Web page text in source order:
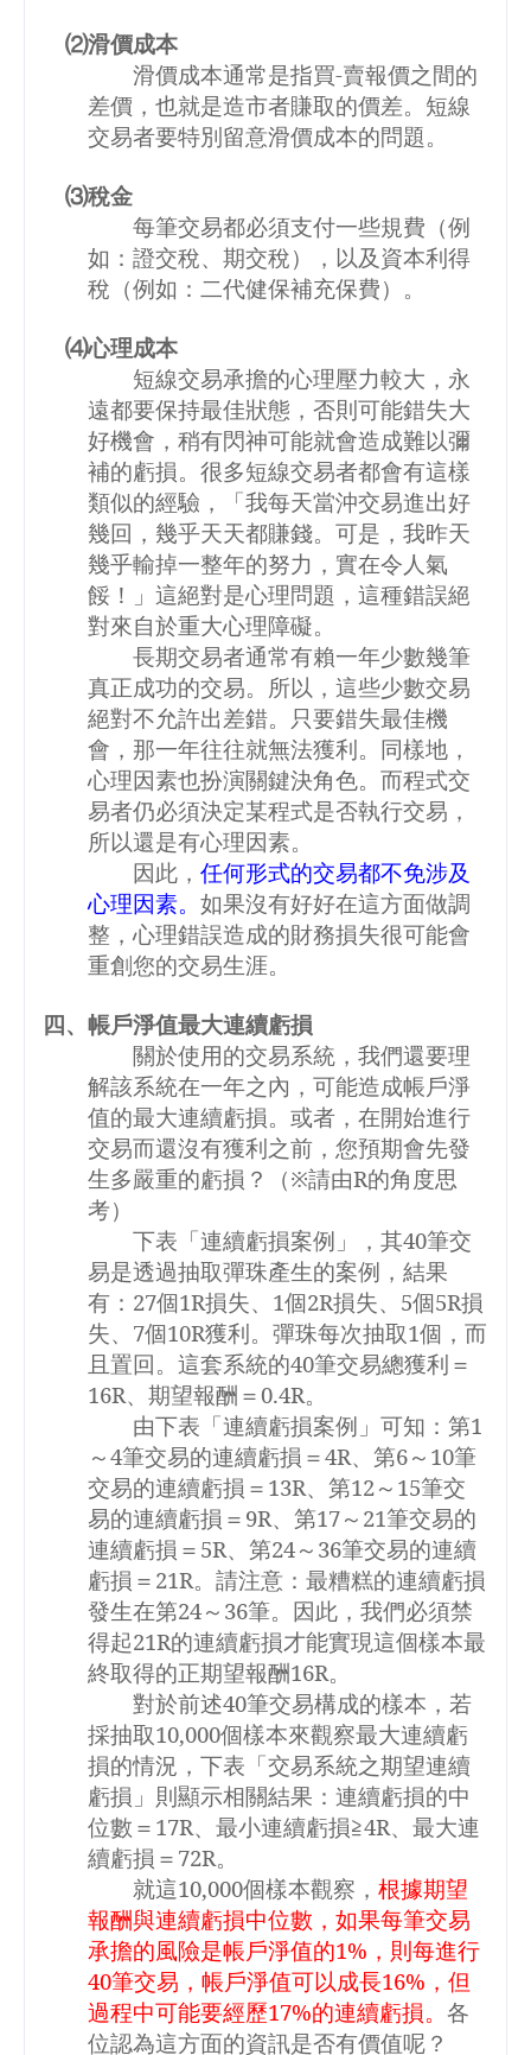
⑵滑價成本
滑價成本通常是指買-賣報價之間的
差價，也就是造市者賺取的價差。短線
交易者要特別留意滑價成本的問題。
⑶稅金
每筆交易都必須支付一些規費（例
如：證交稅、期交稅），以及資本利得
稅（例如：二代健保補充保費）。
⑷心理成本
短線交易承擔的心理壓力較大，永
遠都要保持最佳狀態，否則可能錯失大
好機會，稍有閃神可能就會造成難以彌
補的虧損。很多短線交易者都會有這樣
類似的經驗，「我每天當沖交易進出好
幾回，幾乎天天都賺錢。可是，我昨天
幾乎輸掉一整年的努力，實在令人氣
餒！」這絕對是心理問題，這種錯誤絕
對來自於重大心理障礙。
長期交易者通常有賴一年少數幾筆
真正成功的交易。所以，這些少數交易
絕對不允許出差錯。只要錯失最佳機
會，那一年往往就無法獲利。同樣地，
心理因素也扮演關鍵決角色。而程式交
易者仍必須決定某程式是否執行交易，
所以還是有心理因素。
因此， 任何形式的交易都不免涉及
心理因素。如果沒有好好在這方面做調
整，心理錯誤造成的財務損失很可能會
重創您的交易生涯。
四、帳戶淨值最大連續虧損
關於使用的交易系統，我們還要理
解該系統在一年之內，可能造成帳戶淨
值的最大連續虧損。或者，在開始進行
交易而還沒有獲利之前，您預期會先發
生多嚴重的虧損？（※請由R的角度思
考）
下表「連續虧損案例 」，其40筆交
易是透過抽取彈珠產生的案例，結果
有： 27個1R損失、 1個2R損失、 5個5R損
失、 7個10R獲利。彈珠每次抽取1個，而
且置回。這套系統的40筆交易總獲利＝
16R、期望報酬＝ 0.4R。
由下表「連續虧損案例 」可知：第1
～4筆交易的連續虧損＝4R、第6～ 10筆
交易的連續虧損＝ 13R、第12～ 15筆交
易的連續虧損＝ 9R、第17～ 21筆交易的
連續虧損＝ 5R、第24～ 36筆交易的連續
虧損＝ 21R。請注意：最糟糕的連續虧損
發生在第24～ 36筆。因此，我們必須禁
得起21R的連續虧損才能實現這個樣本最
終取得的正期望報酬16R。
對於前述40筆交易構成的樣本，若
採抽取10,000個樣本來觀察最大連續虧
損的情況，下表「交易系統之期望連續
虧損」則顯示相關結果：連續虧損的中
位數＝ 17R、最小連續虧損≧4R、最大連
續虧損＝ 72R。
就這10,000個樣本觀察， 根據期望
報酬與連續虧損中位數，如果每筆交易
承擔的風險是帳戶淨值的1% ，則每進行
40筆交易，帳戶淨值可以成長16% ，但
過程中可能要經歷17%的連續虧損。各
位認為這方面的資訊是否有價值呢？